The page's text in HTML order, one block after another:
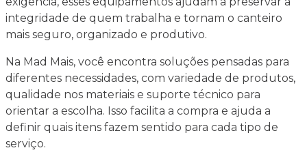
integridade de quem trabalha e tornam o canteiro
mais seguro, organizado e produtivo.
Na Mad Mais, você encontra soluções pensadas para
diferentes necessidades, com variedade de produtos,
qualidade nos materiais e suporte técnico para
orientar a escolha. Isso facilita a compra e ajuda a
definir quais itens fazem sentido para cada tipo de
serviço.